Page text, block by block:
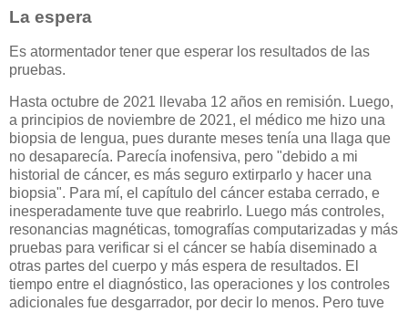
La espera
Es atormentador tener que esperar los resultados de las
pruebas.
Hasta octubre de 2021 llevaba 12 años en remisión. Luego,
a principios de noviembre de 2021, el médico me hizo una
biopsia de lengua, pues durante meses tenía una llaga que
no desaparecía. Parecía inofensiva, pero "debido a mi
historial de cáncer, es más seguro extirparlo y hacer una
biopsia". Para mí, el capítulo del cáncer estaba cerrado, e
inesperadamente tuve que reabrirlo. Luego más controles,
resonancias magnéticas, tomografías computarizadas y más
pruebas para verificar si el cáncer se había diseminado a
otras partes del cuerpo y más espera de resultados. El
tiempo entre el diagnóstico, las operaciones y los controles
adicionales fue desgarrador, por decir lo menos. Pero tuve